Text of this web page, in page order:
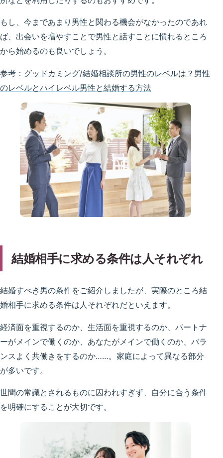
もし、今まであまり男性と関わる機会がなかったのであれ
ば、出会いを増やすことで男性と話すことに慣れるところ
から始めるのも良いでしょう。
参考： グッドカミング/結婚相談所の男性のレベルは？男性
のレベルとハイレベル男性と結婚する方法
結婚相手に求める条件は人それぞれ
結婚すべき男の条件をご紹介しましたが、実際のところ結
婚相手に求める条件は人それぞれだといえます。
経済面を重視するのか、生活面を重視するのか、パートナ
ーがメインで働くのか、あなたがメインで働くのか、バラ
ンスよく共働きをするのか……。家庭によって異なる部分
が多いです。
世間の常識とされるものに囚われすぎず、自分に合う条件
を明確にすることが大切です。